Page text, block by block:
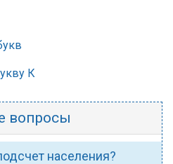
К
вопросы
населения?